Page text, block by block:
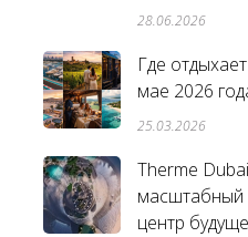
28.06.2026
Где
мае 2026
25.03.2026
Therme
масштабный
центр